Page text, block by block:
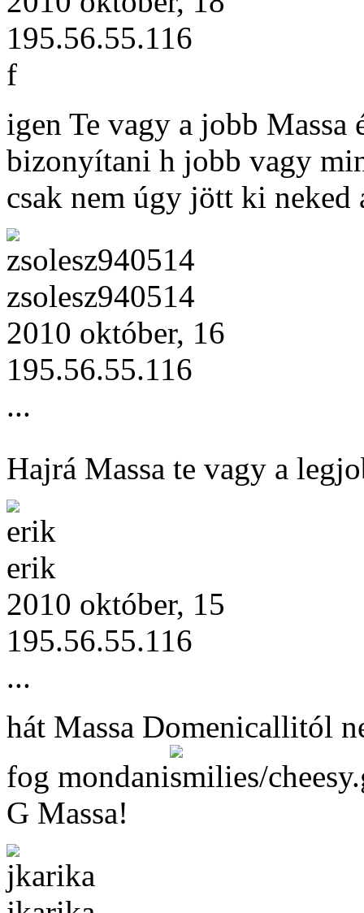
195.56.55.116
f
igen Te vagy a jobb Massa
bizonyítani h jobb vagy
csak nem úgy jött ki neked
zsolesz940514
2010 október, 16
195.56.55.116
...
Hajrá Massa te vagy a
erik
2010 október, 15
195.56.55.116
...
hát Massa Domenicallitól
fog mondani
G Massa!